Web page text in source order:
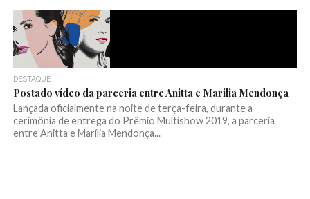
DESTAQUE
Postado vídeo da parceria entre Anitta e Marilia Mendonça
Lançada oficialmente na noite de terça-feira, durante a
cerimônia de entrega do Prêmio Multishow 2019, a parceria
entre Anitta e Marília Mendonça...